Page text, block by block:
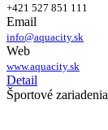
+421 527 851 111
Email
info@aquacity.sk
Web
www.aquacity.sk
Detail
Športové zariadenia